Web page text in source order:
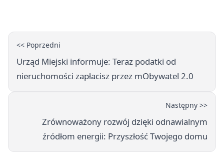
<< Poprzedni
Urząd Miejski informuje: Teraz podatki od
nieruchomości zapłacisz przez mObywatel 2.0
Następny >>
Zrównoważony rozwój dzięki odnawialnym
źródłom energii: Przyszłość Twojego domu